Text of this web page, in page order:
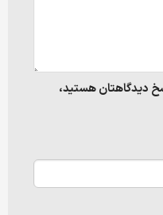
دیدگاهتان هستید،